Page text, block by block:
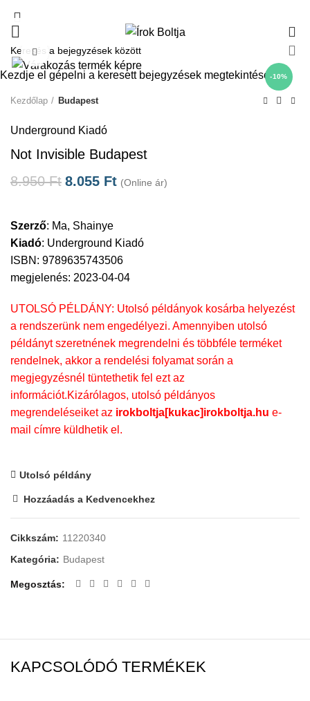
-10%
Click to enlarge
Kezdőlap Budapest
Underground Kiadó
Not Invisible Budapest
8.950Ft 8.055 Ft (Online ár)
Szerző: Ma, Shainye
Kiadó: Underground Kiadó
ISBN: 9789635743506
megjelenés: 2023-04-04
UTOLSÓ PÉLDÁNY: Utolsó példányok kosárba helyezést
a rendszerünk nem engedélyezi. Amennyiben utolsó
példányt szeretnének megrendelni és többféle terméket
rendelnek, akkor a rendelési folyamat során a
megjegyzésnél tüntethetik fel ezt az
információt.Kizárólagos, utolsó példányos
megrendeléseiket az irokboltja[kukac]irokboltja.hu e-
mail címre küldhetik el.
Utolsó példány
Hozzáadás a Kedvencekhez
Cikkszám: 11220340
Kategória: Budapest
Megosztás
KAPCSOLÓDÓ TERMÉKEK
Kezdje el gépelni a keresett bejegyzések megtekintéséhez.